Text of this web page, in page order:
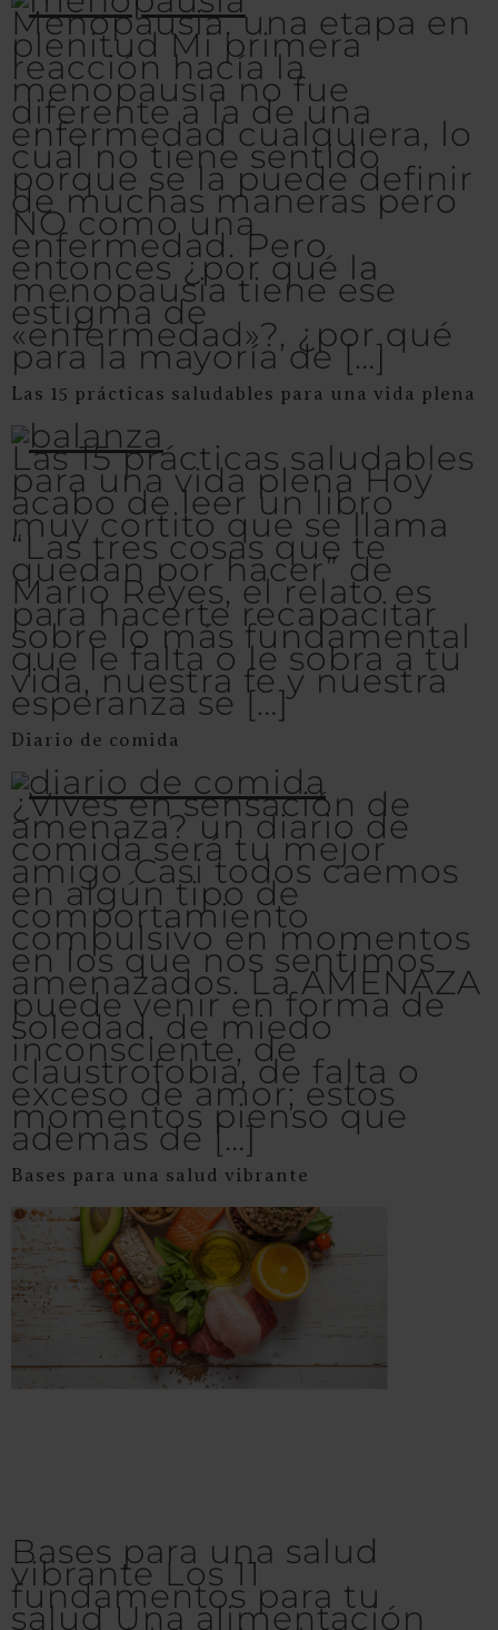
Menopausia, una etapa en
plenitud Mi primera
reacción hacía la
menopausia no fue
diferente a la de una
enfermedad cualquiera, lo
cual no tiene sentido
porque se la puede definir
de muchas maneras pero
NO como una
enfermedad. Pero
entonces ¿por qué la
menopausia tiene ese
estigma de
«enfermedad»?, ¿por qué
para la mayoría de […]
Las 15 prácticas saludables para una vida plena​
Las 15 prácticas saludables
para una vida plena​ Hoy
acabo de leer un libro
muy cortito que se llama
“Las tres cosas que te
quedan por hacer” de
Mario Reyes, el relato es
para hacerte recapacitar
sobre lo más fundamental
que le falta o le sobra a tu
vida, nuestra fe y nuestra
esperanza se […]
Diario de comida
¿Vives en sensación de
amenaza? un diario de
comida será tu mejor
amigo Casi todos caemos
en algún tipo de
comportamiento
compulsivo en momentos
en los que nos sentimos
amenazados. La AMENAZA
puede venir en forma de
soledad, de miedo
inconsciente, de
claustrofobia, de falta o
exceso de amor; estos
momentos pienso que
además de […]
Bases para una salud vibrante​
Bases para una salud
vibrante Los 11
fundamentos para tu
salud Una alimentación